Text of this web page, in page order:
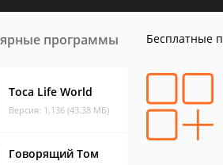
программы
Toca Life World
Версия: 1.136 (43.38 МБ)
Говорящий Том
Бесплатные